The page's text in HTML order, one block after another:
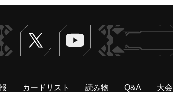
Twitter ヴァンガードch
カードリスト 読み物 Q&A
大